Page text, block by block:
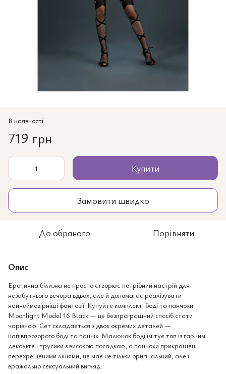
В наявності
719 грн
Купити
Замовити швидко
До обраного Порівняти
Опис
Еротична білизна не просто створює потрібний настрій для
незабутнього вечора вдвох, але й допомагає реалізувати
найнеймовірніші фантазії. Купуйте комплект: боді та панчохи
Moonlight Model 16 Black — це безпрограшний спосіб стати
чарівною. Сет складається з двох окремих деталей —
напівпрозорого боді та панчіх. Малюнок боді імітує топ із гарним
декольте і трусики з високою посадкою, а панчохи прикрашені
перехрещеними лініями, це має не тільки оригінальний, але і
вражально сексуальний вигляд.